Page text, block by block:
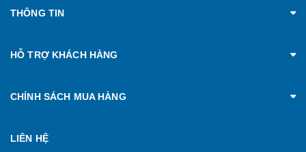
THÔNG TIN
HỖ TRỢ KHÁCH HÀNG
CHÍNH SÁCH MUA HÀNG
LIÊN HỆ